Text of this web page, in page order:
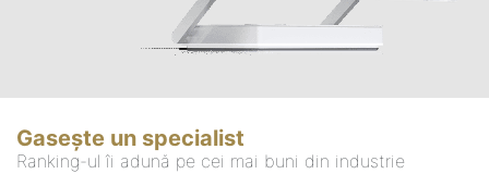
Gasește un specialist
Ranking-ul îi adună pe cei mai buni din industrie